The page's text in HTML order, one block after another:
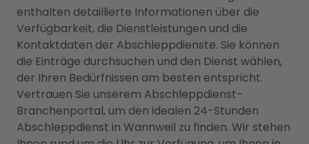
enthalten detaillierte Informationen über die
Verfügbarkeit, die Dienstleistungen und die
Kontaktdaten der Abschleppdienste. Sie können
die Einträge durchsuchen und den Dienst wählen,
der Ihren Bedürfnissen am besten entspricht.
Vertrauen Sie unserem Abschleppdienst-
Branchenportal, um den idealen 24-Stunden
Abschleppdienst in Wannweil zu finden. Wir stehen